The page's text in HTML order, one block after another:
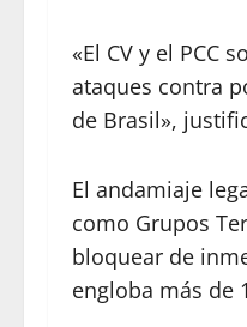
«El CV y el PCC
ataques contra
de Brasil»,
El andamiaje
como Grupos
bloquear de
engloba más de